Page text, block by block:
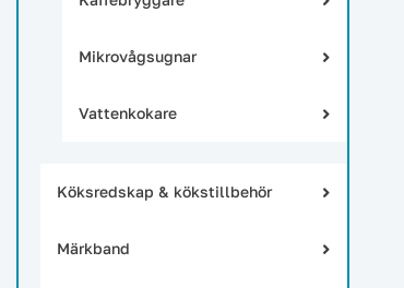
Mikrovågsugnar
Vattenkokare
Köksredskap & kökstillbehör
Märkband